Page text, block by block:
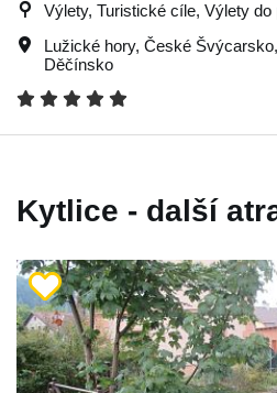
Výlety, Turistické cíle, Výlety do
Lužické hory, České Švýcarsko,
Děčínsko
Kytlice - další